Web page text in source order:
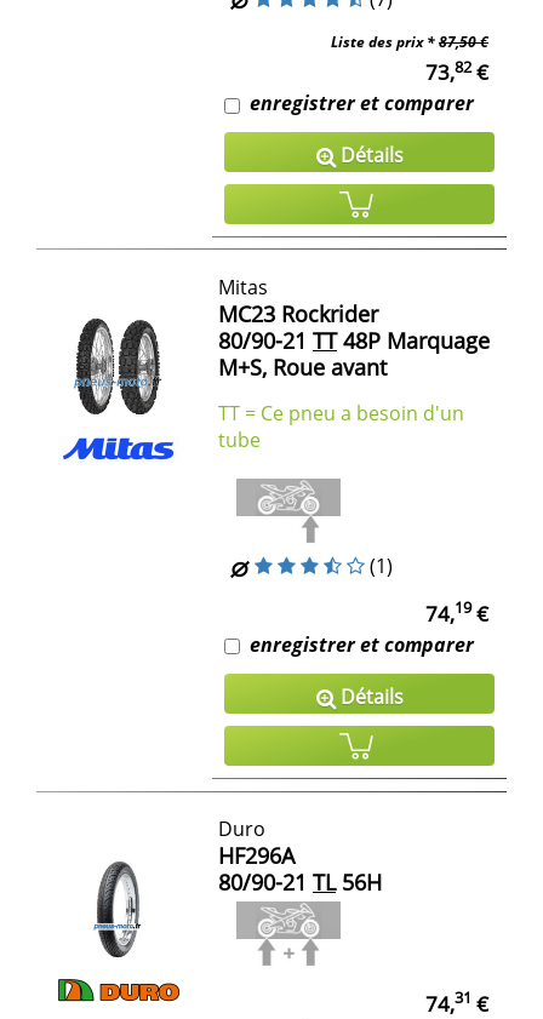
Liste des prix *87,50 €
73,82€
enregistrer et comparer
Détails
Mitas
MC23 Rockrider
80/90-21 TT48P Marquage
M+S, Roue avant
TT = Ce pneu a besoin d'un
tube
(1)
74,19€
enregistrer et comparer
Détails
Duro
HF296A
80/90-21 TL56H
74,31 €